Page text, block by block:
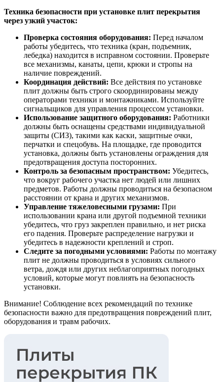
Техника безопасности при установке плит перекрытия
через узкий участок:
Проверка состояния оборудования: Перед началом
работы убедитесь, что техника (кран, подъемник,
лебедка) находится в исправном состоянии. Проверьте
все механизмы, канаты, цепи, крюки и стропы на
наличие повреждений.
Координация действий: Все действия по установке
плит должны быть строго скоординированы между
операторами техники и монтажниками. Используйте
сигнальщиков для управления процессом установки.
Использование защитного оборудования: Работники
должны быть оснащены средствами индивидуальной
защиты (СИЗ), такими как каски, защитные очки,
перчатки и спецобувь. На площадке, где проводится
установка, должны быть установлены ограждения для
предотвращения доступа посторонних.
Контроль за безопасным пространством: Убедитесь,
что вокруг рабочего участка нет людей или лишних
предметов. Работы должны проводиться на безопасном
расстоянии от крана и других механизмов.
Управление тяжеловесными грузами: При
использовании крана или другой подъемной техники
убедитесь, что груз закреплен правильно, и нет риска
его падения. Проверьте распределение нагрузки и
убедитесь в надежности креплений и строп.
Следите за погодными условиями: Работы по монтажу
плит не должны проводиться в условиях сильного
ветра, дождя или других неблагоприятных погодных
условий, которые могут повлиять на безопасность
установки.
Внимание! Соблюдение всех рекомендаций по технике
безопасности важно для предотвращения повреждений плит,
оборудования и травм рабочих.